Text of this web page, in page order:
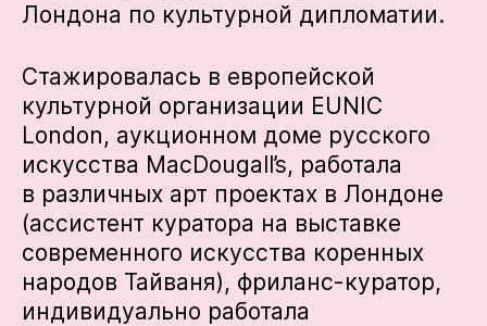
Лондона по культурной дипломатии.
Стажировалась в европейской
культурной организации EUNIC
London, аукционном доме русского
искусства MacDougall’s, работала
в различных арт проектах в Лондоне
(ассистент куратора на выставке
современного искусства коренных
народов Тайваня), фриланс-куратор,
индивидуально работала